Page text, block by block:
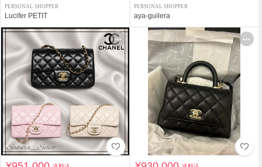
PERSONAL SHOPPER
Lucifer PETIT
PERSONAL SHOPPER
aya-guilera